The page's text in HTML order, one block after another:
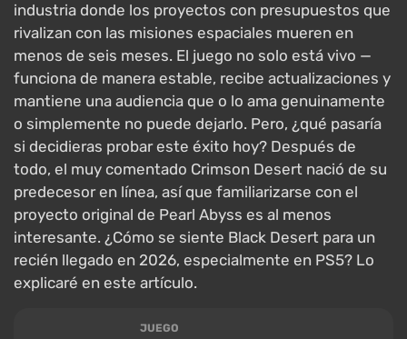
industria donde los proyectos con presupuestos que
rivalizan con las misiones espaciales mueren en
menos de seis meses. El juego no solo está vivo —
funciona de manera estable, recibe actualizaciones y
mantiene una audiencia que o lo ama genuinamente
o simplemente no puede dejarlo. Pero, ¿qué pasaría
si decidieras probar este éxito hoy? Después de
todo, el muy comentado Crimson Desert nació de su
predecesor en línea, así que familiarizarse con el
proyecto original de Pearl Abyss es al menos
interesante. ¿Cómo se siente Black Desert para un
recién llegado en 2026, especialmente en PS5? Lo
explicaré en este artículo.
JUEGO